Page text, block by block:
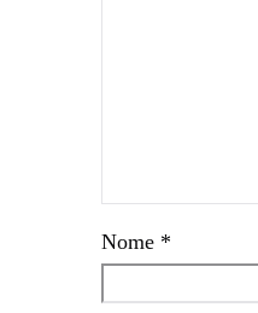
Nome *